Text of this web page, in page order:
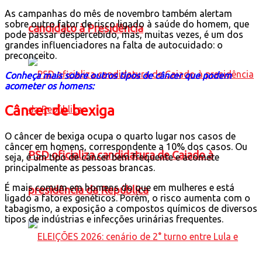
candidato à Presidência
PSD oficializa candidatura de Caiado à
presidência da República
As campanhas do mês de novembro também alertam
sobre outro fator de risco ligado à saúde do homem, que
pode passar despercebido, mas, muitas vezes, é um dos
grandes influenciadores na falta de autocuidado: o
preconceito.
Conheça mais sobre outros tipos de câncer que podem
acometer os homens:
Câncer de bexiga
O câncer de bexiga ocupa o quarto lugar nos casos de
câncer em homens, correspondente a 10% dos casos. Ou
seja, é um tipo de câncer bem frequente e acomete
principalmente as pessoas brancas.
É mais comum em homens do que em mulheres e está
ligado a fatores genéticos. Porém, o risco aumenta com o
tabagismo, a exposição a compostos químicos de diversos
tipos de indústrias e infecções urinárias frequentes.